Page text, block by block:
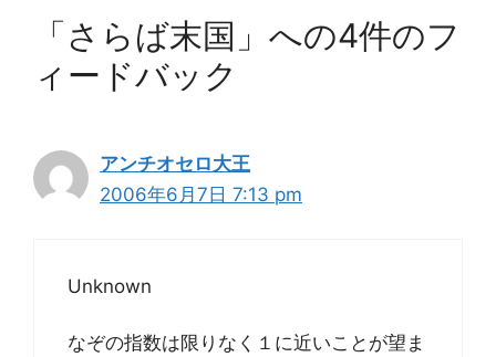
「さらば末国」への4件のフ
ィードバック
アンチオセロ大王
2006年6月7日 7:13 pm
Unknown
なぞの指数は限りなく１に近いことが望ま